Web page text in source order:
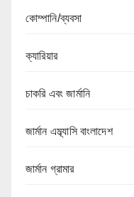
কোম্পানি/ব্যবসা
ক্যারিয়ার
চাকরি এবং জার্মানি
জার্মান এম্ব্যাসি বাংলাদেশ
জার্মান গ্রামার